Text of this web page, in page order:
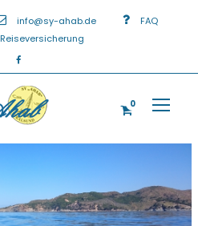
info@sy-ahab.de
FAQ
Reiseversicherung
0